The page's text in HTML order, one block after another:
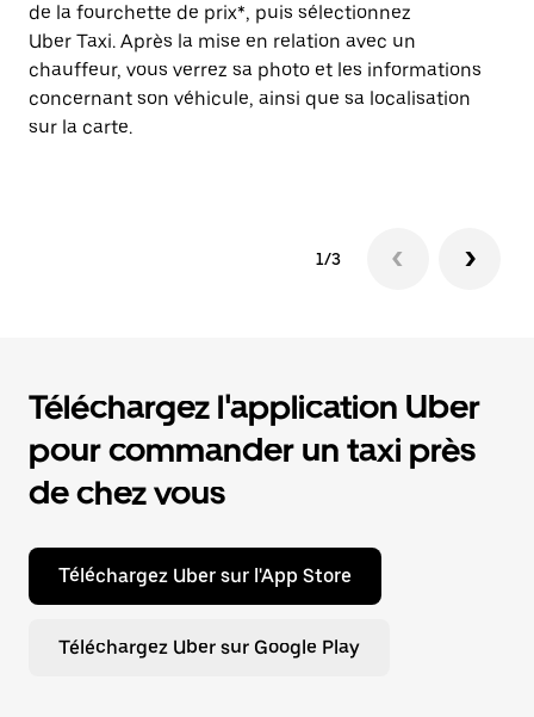
de la fourchette de prix*, puis sélectionnez
Uber Taxi. Après la mise en relation avec un
chauffeur, vous verrez sa photo et les informations
concernant son véhicule, ainsi que sa localisation
sur la carte.
1/3
Téléchargez l'application Uber
pour commander un taxi près
de chez vous
Téléchargez Uber sur l'App Store
Téléchargez Uber sur Google Play